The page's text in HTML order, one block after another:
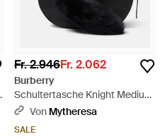
Fr. 2.946Fr. 2.062
Burberry
Schultertasche Knight Medium
Aus Leder Und Shearling -
Von Mytheresa
SALE